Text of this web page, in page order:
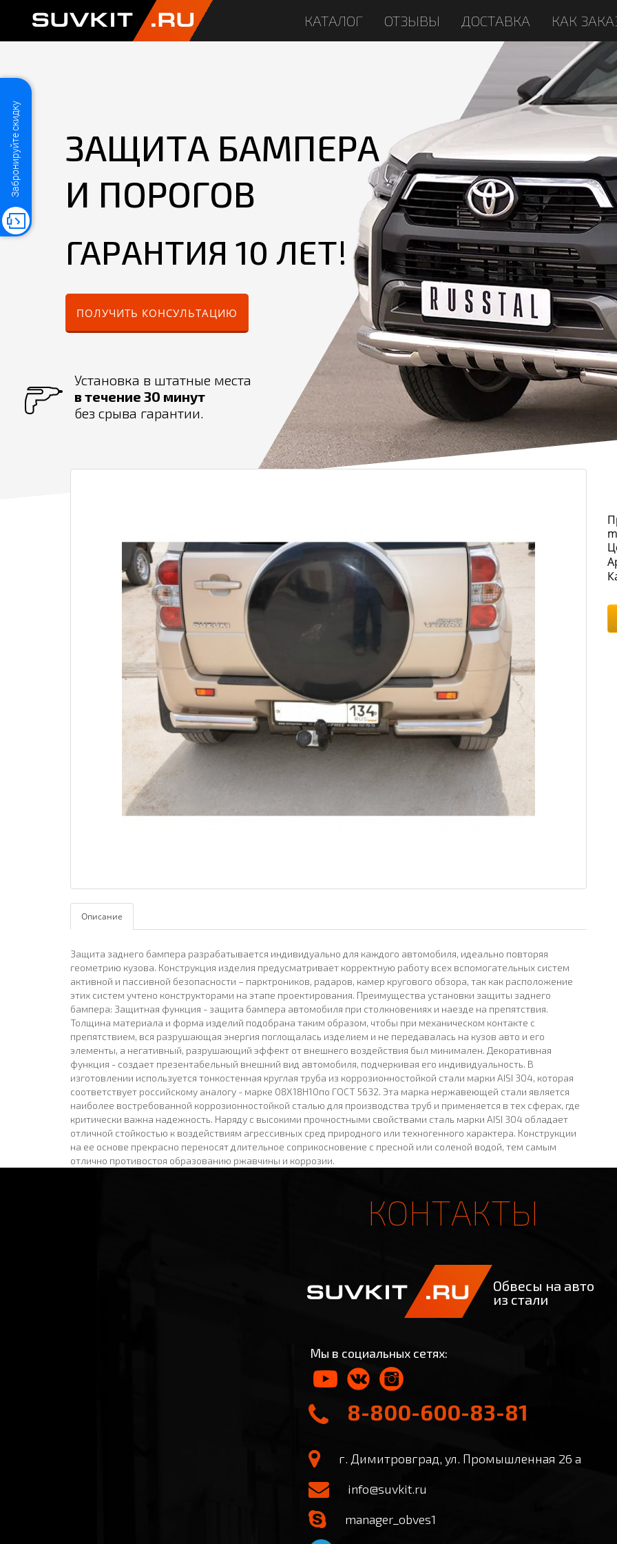
SUVKIT .RU КАТАЛОГ ОТЗЫВЫ ДОСТАВКА КАК
ЗАЩИТА БАМПЕРА
И ПОРОГОВ
ГАРАНТИЯ 10 ЛЕТ!
ПОЛУЧИТЬ КОНСУЛЬТАЦИЮ
Установка в штатные места
в течение 30 минут
без срыва гарантии.
Описание
Защита заднего бампера разрабатывается индивидуально для каждого автомобиля, идеально повторяя
геометрию кузова. Конструкция изделия предусматривает корректную работу всех вспомогательных систем
активной и пассивной безопасности – парктроников, радаров, камер кругового обзора, так как расположение
этих систем учтено конструкторами на этапе проектирования. Преимущества установки защиты заднего
бампера: Защитная функция - защита бампера автомобиля при столкновениях и наезде на препятствия.
Толщина материала и форма изделий подобрана таким образом, чтобы при механическом контакте с
препятствием, вся разрушающая энергия поглощалась изделием и не передавалась на кузов авто и его
элементы, а негативный, разрушающий эффект от внешнего воздействия был минимален. Декоративная
функция - создает презентабельный внешний вид автомобиля, подчеркивая его индивидуальность. В
изготовлении используется тонкостенная круглая труба из коррозионностойкой стали марки AISI 304, которая
соответствует российскому аналогу - марке 08Х18Н10по ГОСТ 5632. Эта марка нержавеющей стали является
наиболее востребованной коррозионностойкой сталью для производства труб и применяется в тех сферах, где
критически важна надежность. Наряду с высокими прочностными свойствами сталь марки AISI 304 обладает
отличной стойкостью к воздействиям агрессивных сред природного или техногенного характера. Конструкции
на ее основе прекрасно переносят длительное соприкосновение с пресной или соленой водой, тем самым
отлично противостоя образованию ржавчины и коррозии.
КОНТАКТЫ
Обвесы на авто
из стали
Мы в социальных сетях:
8-800-600-83-81
г. Димитровград, ул. Промышленная 26 а
info@suvkit.ru
manager_obves1
Забронируйте скидку